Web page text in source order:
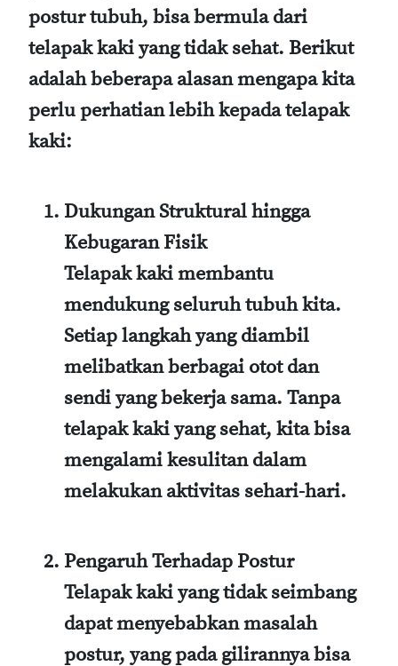
postur tubuh, bisa bermula dari
telapak kaki yang tidak sehat. Berikut
adalah beberapa alasan mengapa kita
perlu perhatian lebih kepada telapak
kaki:
Dukungan Struktural hingga
Kebugaran Fisik
Telapak kaki membantu
mendukung seluruh tubuh kita.
Setiap langkah yang diambil
melibatkan berbagai otot dan
sendi yang bekerja sama. Tanpa
telapak kaki yang sehat, kita bisa
mengalami kesulitan dalam
melakukan aktivitas sehari-hari.
Pengaruh Terhadap Postur
Telapak kaki yang tidak seimbang
dapat menyebabkan masalah
postur, yang pada gilirannya bisa